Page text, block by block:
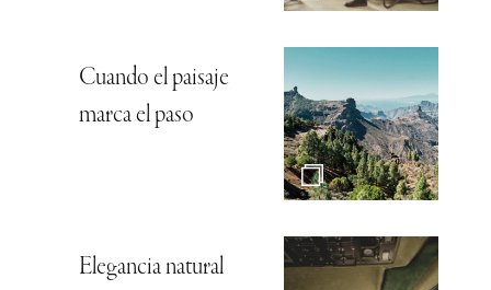
Cuando el paisaje
marca el paso
Elegancia natural